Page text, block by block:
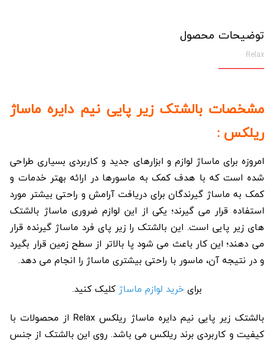
توضیحات محصول
Relax
مشخصات بالشتک زیر پایی نیم دایره ماساژ
ریلکس :
امروزه برای ماساژ لوازم و ابزارهای جدید و کاربردی بسیاری طراحی
شده است که با هدف کمک به ماسورها در ارائه بهتر خدمات و
کمک به ماساژ گیرندگان برای دریافت آرامش و راحتی بیشتر مورد
استفاده قرار می گیرند؛ یکی از این لوازم ضروری ماساژ بالشتک
های زیر پایی است. این بالشتک را زیر پای فرد ماساژ گیرنده قرار
می دهند؛ این کار باعث می شود پا بالاتر از سطح زمین قرار بگیرد
و در نتیجه آن، ماسور با راحتی بیشتری ماساژ را انجام می دهد.
برای خرید لوازم ماساژ کلیک کنید.
بالشتک زیر پایی نیم دایره ماساژ ریلکس Relax از محصولات با
کیفیت و کاربردی برند ریلکس می باشد. روی این بالشتک از جنس